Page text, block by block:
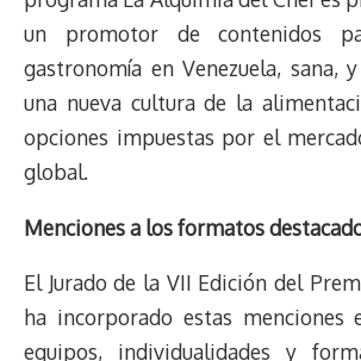
un promotor de contenidos
gastronomía en Venezuela, sana,
una nueva cultura de la
opciones impuestas por el
global.
Menciones a los formatos
El Jurado de la VII Edición del
ha incorporado estas menciones
equipos, individualidades y